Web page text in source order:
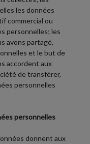
les données
commercial ou
personnelles; les
avons partagé,
et le but de
accordent aux
de transférer,
personnelles
personnelles
donnent aux